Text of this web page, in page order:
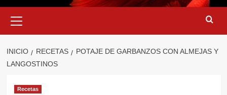
primario
INICIO RECETAS
POTAJE DE GARBANZOS CON ALMEJAS Y
LANGOSTINOS
Recetas